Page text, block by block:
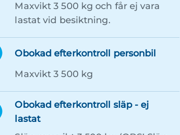
Maxvikt 3 500 kg och får ej vara
lastat vid besiktning.
Obokad efterkontroll personbil
Maxvikt 3 500 kg
Obokad efterkontroll släp - ej
lastat